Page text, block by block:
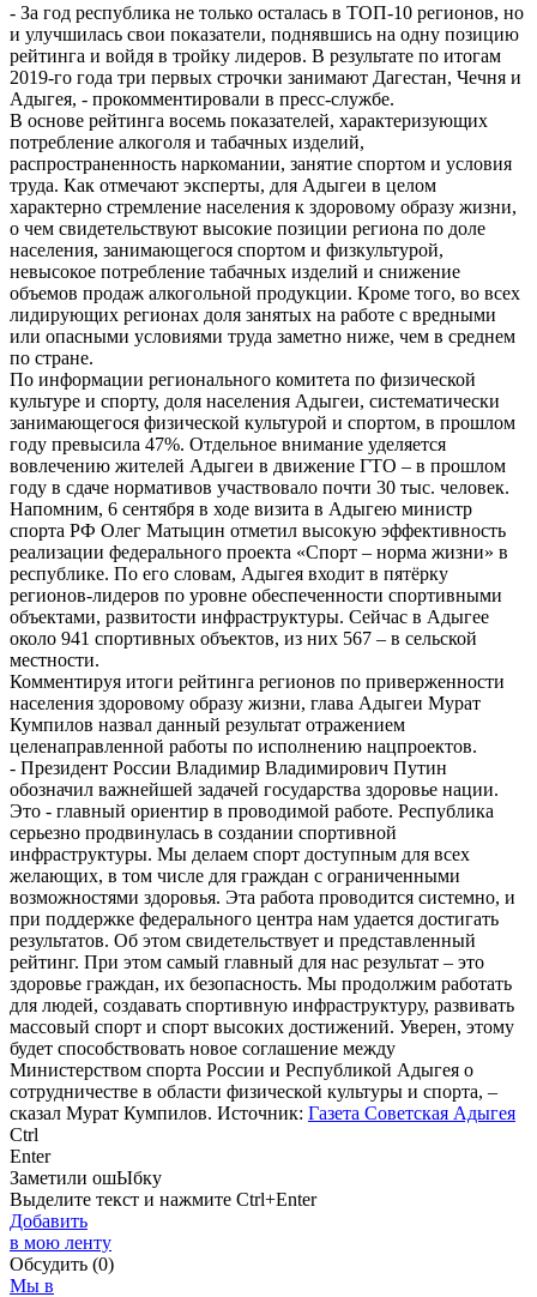
- За год республика не только осталась в ТОП-10 регионов, но
и улучшилась свои показатели, поднявшись на одну позицию
рейтинга и войдя в тройку лидеров. В результате по итогам
2019-го года три первых строчки занимают Дагестан, Чечня и
Адыгея, - прокомментировали в пресс-службе.
В основе рейтинга восемь показателей, характеризующих
потребление алкоголя и табачных изделий,
распространенность наркомании, занятие спортом и условия
труда. Как отмечают эксперты, для Адыгеи в целом
характерно стремление населения к здоровому образу жизни,
о чем свидетельствуют высокие позиции региона по доле
населения, занимающегося спортом и физкультурой,
невысокое потребление табачных изделий и снижение
объемов продаж алкогольной продукции. Кроме того, во всех
лидирующих регионах доля занятых на работе с вредными
или опасными условиями труда заметно ниже, чем в среднем
по стране.
По информации регионального комитета по физической
культуре и спорту, доля населения Адыгеи, систематически
занимающегося физической культурой и спортом, в прошлом
году превысила 47%. Отдельное внимание уделяется
вовлечению жителей Адыгеи в движение ГТО – в прошлом
году в сдаче нормативов участвовало почти 30 тыс. человек.
Напомним, 6 сентября в ходе визита в Адыгею министр
спорта РФ Олег Матыцин отметил высокую эффективность
реализации федерального проекта «Спорт – норма жизни» в
республике. По его словам, Адыгея входит в пятёрку
регионов-лидеров по уровне обеспеченности спортивными
объектами, развитости инфраструктуры. Сейчас в Адыгее
около 941 спортивных объектов, из них 567 – в сельской
местности.
Комментируя итоги рейтинга регионов по приверженности
населения здоровому образу жизни, глава Адыгеи Мурат
Кумпилов назвал данный результат отражением
целенаправленной работы по исполнению нацпроектов.
- Президент России Владимир Владимирович Путин
обозначил важнейшей задачей государства здоровье нации.
Это - главный ориентир в проводимой работе. Республика
серьезно продвинулась в создании спортивной
инфраструктуры. Мы делаем спорт доступным для всех
желающих, в том числе для граждан с ограниченными
возможностями здоровья. Эта работа проводится системно, и
при поддержке федерального центра нам удается достигать
результатов. Об этом свидетельствует и представленный
рейтинг. При этом самый главный для нас результат – это
здоровье граждан, их безопасность. Мы продолжим работать
для людей, создавать спортивную инфраструктуру, развивать
массовый спорт и спорт высоких достижений. Уверен, этому
будет способствовать новое соглашение между
Министерством спорта России и Республикой Адыгея о
сотрудничестве в области физической культуры и спорта, –
сказал Мурат Кумпилов. Источник: Газета Советская Адыгея
Ctrl
Enter
Заметили ошЫбку
Выделите текст и нажмите Ctrl+Enter
Добавить
в мою ленту
Обсудить (0)
Мы в